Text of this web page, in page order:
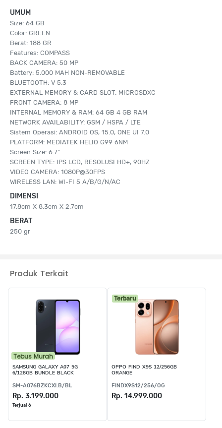
UMUM
Size: 64 GB
Color: GREEN
Berat: 188 GR
Features: COMPASS
BACK CAMERA: 50 MP
Battery: 5.000 MAH NON-REMOVABLE
BLUETOOTH: V 5.3
EXTERNAL MEMORY & CARD SLOT: MICROSDXC
FRONT CAMERA: 8 MP
INTERNAL MEMORY & RAM: 64 GB 4 GB RAM
NETWORK AVAILABILITY: GSM / HSPA / LTE
Sistem Operasi: ANDROID OS, 15.0, ONE UI 7.0
PLATFORM: MEDIATEK HELIO G99 6NM
Screen Size: 6.7"
SCREEN TYPE: IPS LCD, RESOLUSI HD+, 90HZ
VIDEO CAMERA: 1080P@30FPS
WIRELESS LAN: WI-FI 5 A/B/G/N/AC
DIMENSI
17.8cm X 8.3cm X 2.7cm
BERAT
250 gr
Produk Terkait
Tebus Murah
SAMSUNG GALAXY A07 5G
6/128GB BUNDLE BLACK
SM-A076BZKCXI.B/BL
Rp. 3.199.000
Terjual 6
Terbaru
OPPO FIND X9S 12/256GB
ORANGE
FINDX9S12/256/OG
Rp. 14.999.000